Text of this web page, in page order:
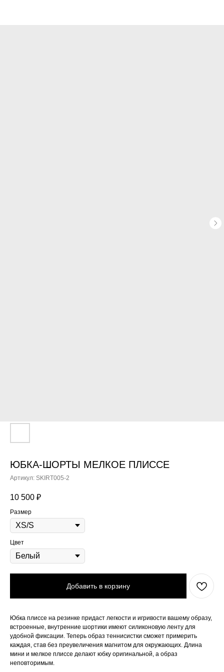
ЮБКА-ШОРТЫ МЕЛКОЕ ПЛИССЕ
Артикул: SKIRT005-2
10 500 ₽
Размер
Цвет
Добавить в корзину
Юбка плиссе на резинке придаст легкости и игривости вашему образу,
встроенные, внутренние шортики имеют силиконовую ленту для
удобной фиксации. Теперь образ теннисистки сможет примерить
каждая, став без преувеличения магнитом для окружающих. Длина
мини и мелкое плиссе делают юбку оригинальной, а образ
неповторимым.